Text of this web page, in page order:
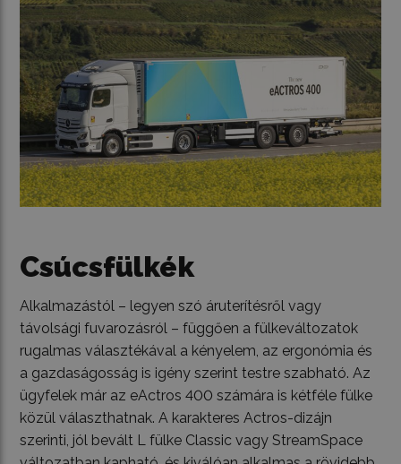
Csúcsfülkék
Alkalmazástól – legyen szó áruterítésről vagy
távolsági fuvarozásról – függően a fülkeváltozatok
rugalmas választékával a kényelem, az ergonómia és
a gazdaságosság is igény szerint testre szabható. Az
ügyfelek már az eActros 400 számára is kétféle fülke
közül választhatnak. A karakteres Actros-dizájn
szerinti, jól bevált L fülke Classic vagy StreamSpace